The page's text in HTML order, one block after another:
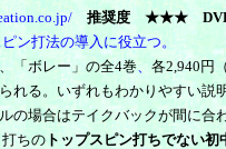
推奨度 ★★★
ン打法の導入に役立つ。
「ボレー」の全4巻、各2,940円
れる。いずれもわかりやすい説
の場合はテイクバックが間に
ちのトップスピン打ちでない初